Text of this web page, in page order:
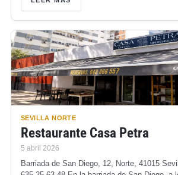
SEVILLA NORTE
Restaurante Casa Petra
5 abril 2026
Barriada de San Diego, 12, Norte, 41015